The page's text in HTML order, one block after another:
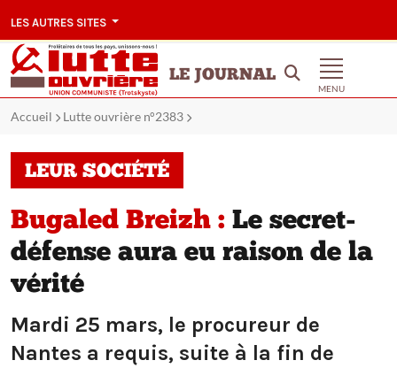
LES AUTRES SITES
LE JOURNAL
MENU
Accueil Lutte ouvrière n°2383
LEUR SOCIÉTÉ
Bugaled Breizh : Le secret-
défense aura eu raison de la
vérité
Mardi 25 mars, le procureur de
Nantes a requis, suite à la fin de